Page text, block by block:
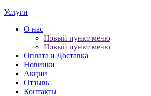
Услуги
О нас
Новый пункт меню
Новый пункт меню
Оплата и Доставка
Новинки
Акции
Отзывы
Контакты